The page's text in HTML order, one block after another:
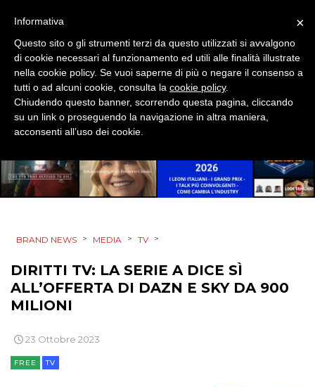
RICERCHE
PREVISIONI/SCENARI
NORMATIVE
TREND
OPINIONI
BRAND NEWS > MEDIA > TV >
DIRITTI TV: LA SERIE A DICE SÌ
ALL’OFFERTA DI DAZN E SKY DA 900
MILIONI
23 Ottobre 2023
FREE TV
×
Informativa
Questo sito o gli strumenti terzi da questo utilizzati si avvalgono
di cookie necessari al funzionamento ed utili alle finalità illustrate
nella cookie policy. Se vuoi saperne di più o negare il consenso a
tutti o ad alcuni cookie, consulta la cookie policy.
Chiudendo questo banner, scorrendo questa pagina, cliccando
su un link o proseguendo la navigazione in altra maniera,
acconsenti all’uso dei cookie.